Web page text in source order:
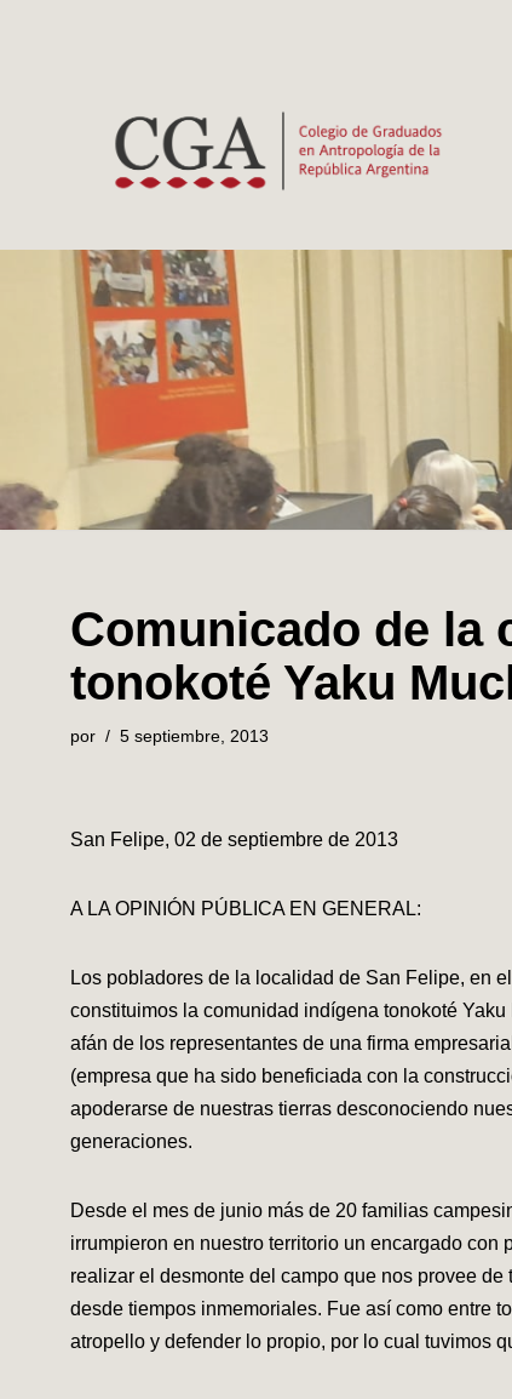
Comunicado de la
tonokoté Yaku
por 5 septiembre, 2013
San Felipe, 02 de septiembre de 2013
A LA OPINIÓN PÚBLICA EN GENERAL:
Los pobladores de la localidad de San Felipe, en
constituimos la comunidad indígena tonokoté
afán de los representantes de una firma
(empresa que ha sido beneficiada con la
apoderarse de nuestras tierras desconociendo
generaciones.
Desde el mes de junio más de 20 familias
irrumpieron en nuestro territorio un encargado
realizar el desmonte del campo que nos provee
desde tiempos inmemoriales. Fue así como entre
atropello y defender lo propio, por lo cual tuvimos